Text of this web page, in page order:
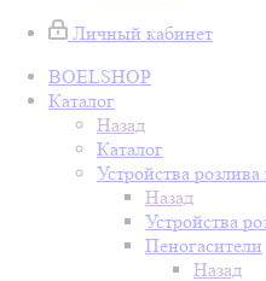
Личный кабинет
BOELSHOP
Каталог
Назад
Каталог
Устройства
Назад
Устройства
Пеногасители
Назад